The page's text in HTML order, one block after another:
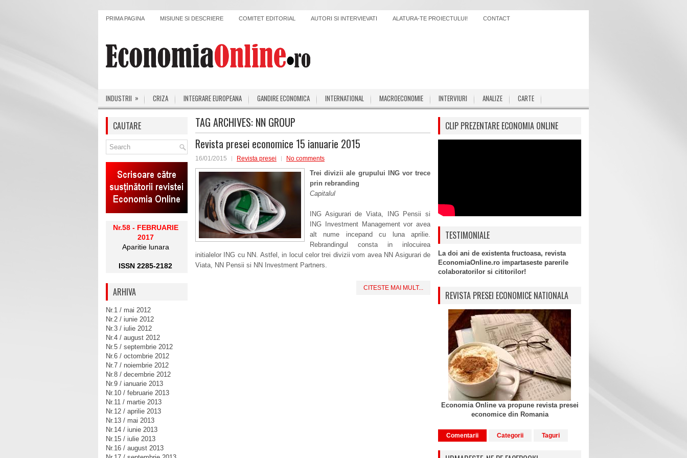
PRIMA PAGINA MISIUNE SI DESCRIERE COMITET EDITORIAL AUTORI SI INTERVIEVATI ALATURA-TE PROIECTULUI! CONTACT
INDUSTRII » CRIZA INTEGRARE EUROPEANA GANDIRE ECONOMICA INTERNATIONAL MACROECONOMIE INTERVIURI ANALIZE CARTE
TAG ARCHIVES: NN GROUP
Revista presei economice 15 ianuarie 2015
16/01/2015 Revista presei No comments
Trei divizii ale grupului ING vor trece
prin rebranding
Capitalul
ING Asigurari de Viata, ING Pensii si
ING Investment Management vor avea
alt nume incepand cu luna aprilie.
Rebrandingul consta in inlocuirea
initialelor ING cu NN. Astfel, in locul celor trei divizii vom avea NN Asigurari de
Viata, NN Pensii si NN Investment Partners.
CITESTE MAI MULT...
CAUTARE
Nr.58 - FEBRUARIE
2017
Aparitie lunara
ISSN 2285-2182
ARHIVA
Nr.1 / mai 2012
Nr.2 / iunie 2012
Nr.3 / iulie 2012
Nr.4 / august 2012
Nr.5 / septembrie 2012
Nr.6 / octombrie 2012
Nr.7 / noiembrie 2012
Nr.8 / decembrie 2012
Nr.9 / ianuarie 2013
Nr.10 / februarie 2013
Nr.11 / martie 2013
Nr.12 / aprilie 2013
Nr.13 / mai 2013
Nr.14 / iunie 2013
Nr.15 / iulie 2013
Nr.16 / august 2013
CLIP PREZENTARE ECONOMIA ONLINE
TESTIMONIALE
La doi ani de existenta fructoasa, revista
EconomiaOnline.ro impartaseste parerile
colaboratorilor si cititorilor!
REVISTA PRESEI ECONOMICE NATIONALA
Economia Online va propune revista presei
economice din Romania
Comentarii Categorii Taguri